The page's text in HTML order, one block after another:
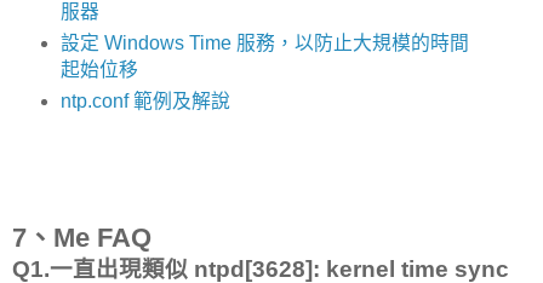
服器
設定 Windows Time 服務，以防止大規模的時間
起始位移
ntp.conf 範例及解說
7、Me FAQ
Q1.一直出現類似 ntpd[3628]: kernel time sync